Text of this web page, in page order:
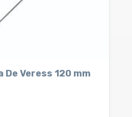
De Veress 120 mm